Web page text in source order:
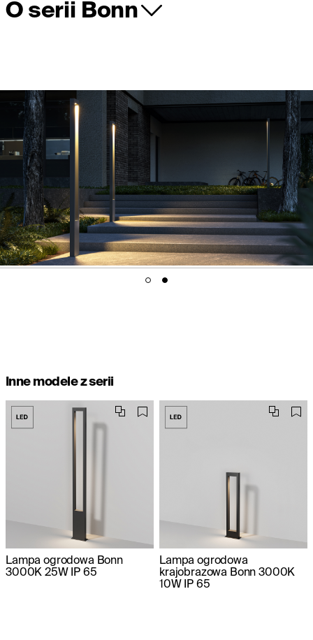
O serii Bonn
Inne modele z serii
Lampa ogrodowa Bonn
3000K 25W IP 65
Lampa ogrodowa
krajobrazowa Bonn 3000K
10W IP 65